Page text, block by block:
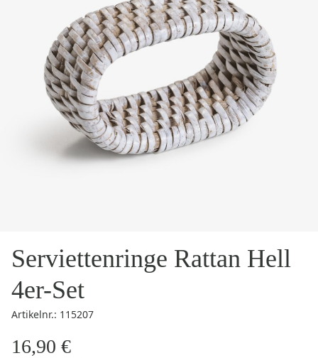
Serviettenringe Rattan Hell
4er-Set
Artikelnr.: 115207
16,90 €